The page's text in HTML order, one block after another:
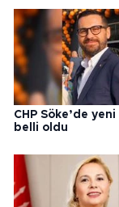
CHP Söke’de
belli oldu